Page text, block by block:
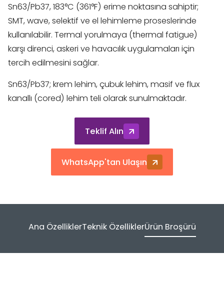
Sn63/Pb37, 183°C (361°F) erime noktasına sahiptir;
SMT, wave, selektif ve el lehimleme proseslerinde
kullanılabilir. Termal yorulmaya (thermal fatigue)
karşı direnci, askeri ve havacılık uygulamaları için
tercih edilmesini sağlar.
Sn63/Pb37; krem lehim, çubuk lehim, masif ve flux
kanallı (cored) lehim teli olarak sunulmaktadır.
Teklif Alın
WhatsApp'tan Ulaşın
Ana ÖzelliklerTeknik ÖzelliklerÜrün Broşürü